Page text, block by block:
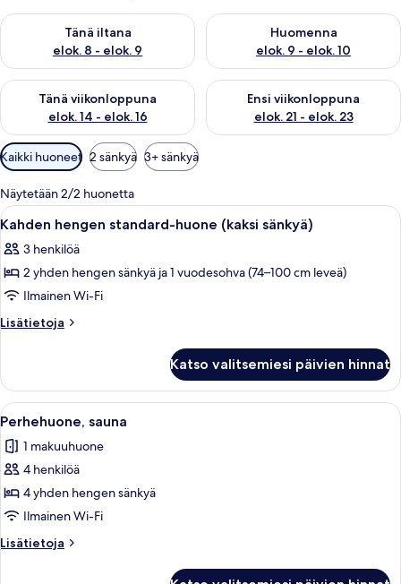
Tänä iltana
elok. 8 - elok. 9
Tarkista tämän illan saatavuus elok. 8 - elok. 9
Huomenna
elok. 9 - elok. 10
Tarkista huomisen saatavuus
Tänä viikonloppuna
elok. 14 - elok. 16
Tarkista tämän viikonlopun saatavuus elok. 14 - elok. 16
Ensi viikonloppuna
elok. 21 - elok. 23
Tarkista ensi viikonlopun
Huoneille
saatavilla
olevia
suodattimia
Kaikki huoneet 2 sänkyä 3+ sänkyä
Näytetään 2/2 huonetta
Avaa
kaikki
huonetyypin
Kahden
hengen
standard-
sänkyä)
kuvat
Hotellihuone, jossa on sänky, kaksi
6
Kahden hengen standard-huone (kaksi sänkyä)
3 henkilöä
2 yhden hengen sänkyä ja 1 vuodesohva (74–100 cm leveä)
Ilmainen Wi-Fi
Lisätietoja
Lisätietoja
standard-
huone
(kaksi
Katso valitsemiesi päivien hinnat
Avaa
kaikki
huonetyypin
Perhehuone,
sauna
kuvat
Moderni hotellihuone, jossa on
8
Perhehuone, sauna
1 makuuhuone
4 henkilöä
4 yhden hengen sänkyä
Ilmainen Wi-Fi
Lisätietoja
Lisätietoja